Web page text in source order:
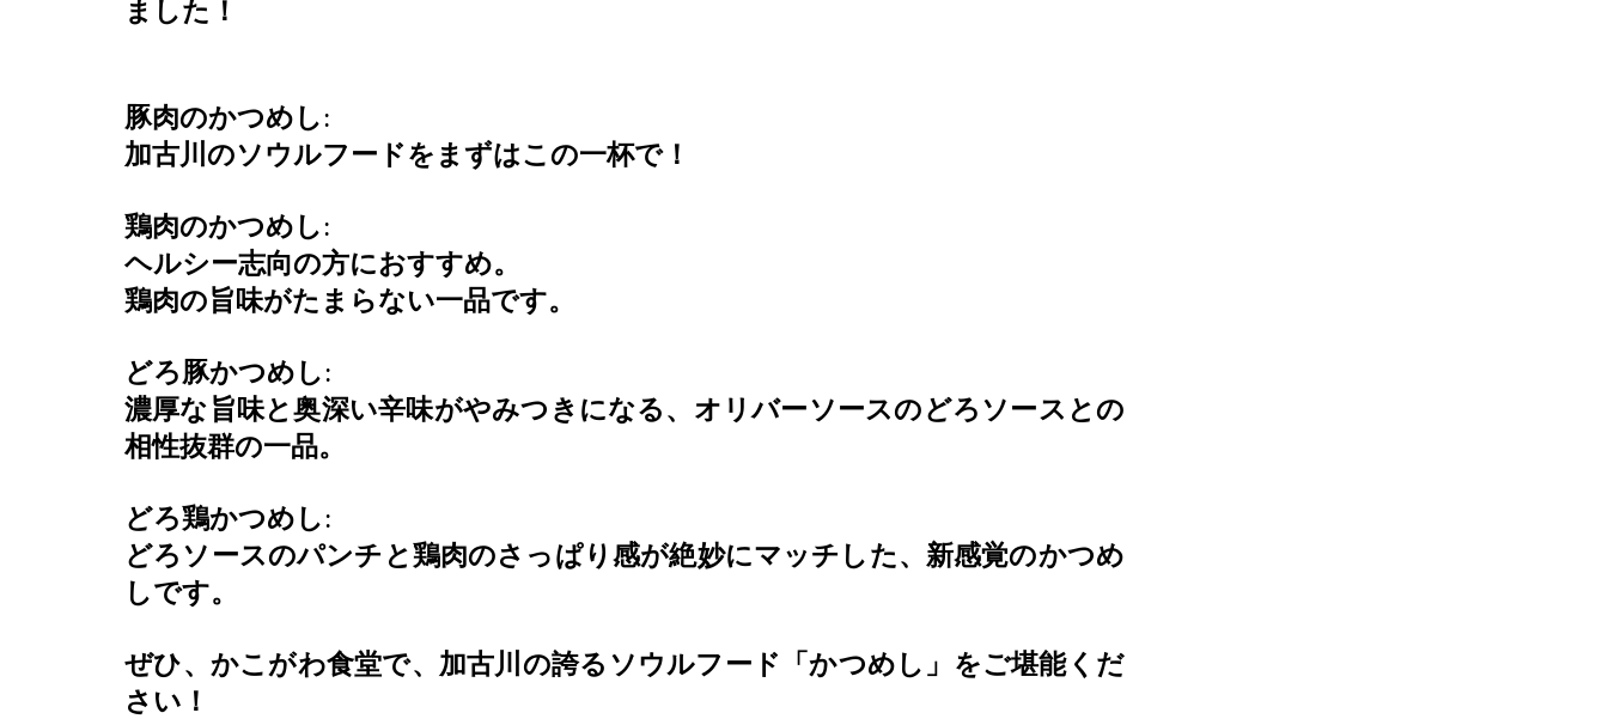
ました！
豚肉のかつめし:
加古川のソウルフードをまずはこの一杯で！
鶏肉のかつめし:
ヘルシー志向の方におすすめ。
鶏肉の旨味がたまらない一品です。
どろ豚かつめし:
濃厚な旨味と奥深い辛味がやみつきになる、オリバーソースのどろソースとの
相性抜群の一品。
どろ鶏かつめし:
どろソースのパンチと鶏肉のさっぱり感が絶妙にマッチした、新感覚のかつめ
しです。
ぜひ、かこがわ食堂で、加古川の誇るソウルフード「かつめし」をご堪能くだ
さい！